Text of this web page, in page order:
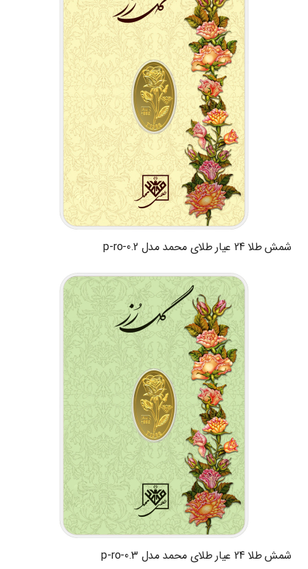
شمش طلا 24 عیار طلای محمد مدل p-ro-0.2
شمش طلا 24 عیار طلای محمد مدل p-ro-0.3